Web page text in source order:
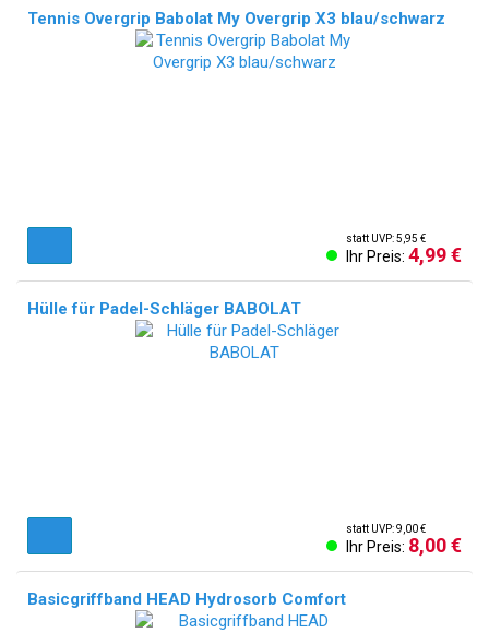
Tennis Overgrip Babolat My Overgrip X3 blau/schwarz
statt UVP: 5,95 €
Ihr Preis: 4,99 €
Hülle für Padel-Schläger BABOLAT
statt UVP: 9,00 €
Ihr Preis: 8,00 €
Basicgriffband HEAD Hydrosorb Comfort